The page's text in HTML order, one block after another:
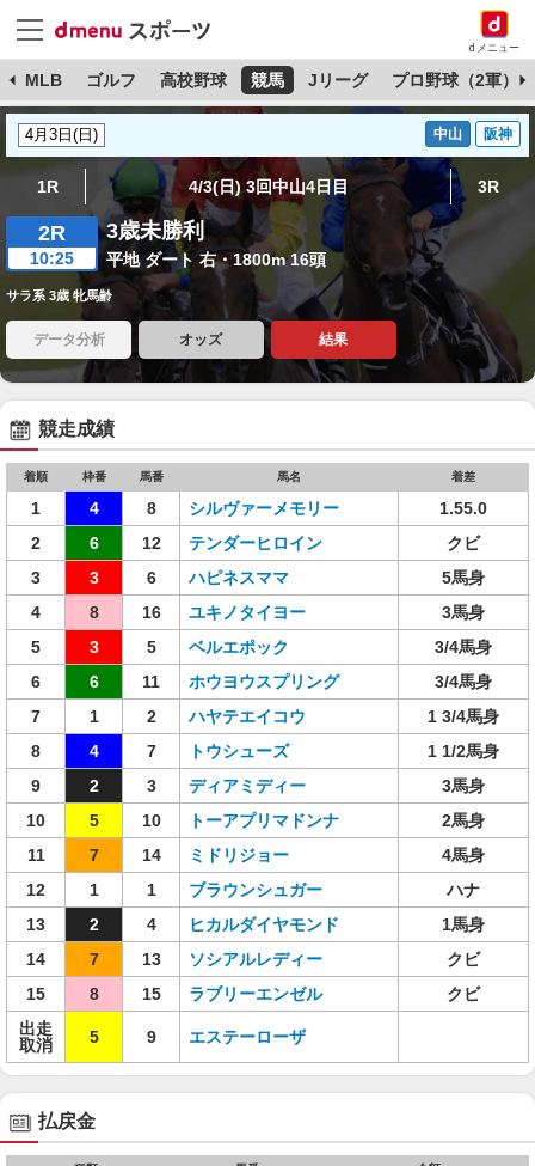
dメニュー
MLB ゴルフ 高校野球 競馬 Jリーグ プロ野球（2軍）
中山 阪神
1R 4/3(日) 3回中山4日目 3R
2R
10:25
3歳未勝利
平地 ダート 右・1800m 16頭
サラ系 3歳 牝馬齢
データ分析 オッズ 結果
競走成績
着順 枠番 馬番 馬名 着差
1 4 8 シルヴァーメモリー
1.55.0
2
6 12 テンダーヒロイン
クビ
3
3 6 ハピネスママ
5馬身
4
8 16 ユキノタイヨー
3馬身
5
3 5 ベルエポック
3/4馬身
6
6 11 ホウヨウスプリング
3/4馬身
7
1 2 ハヤテエイコウ
1 3/4馬身
8
4 7 トウシューズ
1 1/2馬身
9
2 3 ディアミディー
3馬身
10
5 10 トーアプリマドンナ
2馬身
11
7 14 ミドリジョー
4馬身
12
1 1 ブラウンシュガー
ハナ
13
2 4 ヒカルダイヤモンド
1馬身
14
7 13 ソシアルレディー
クビ
15
8 15 ラブリーエンゼル
クビ
出走
取消
5 9 エステーローザ
払戻金